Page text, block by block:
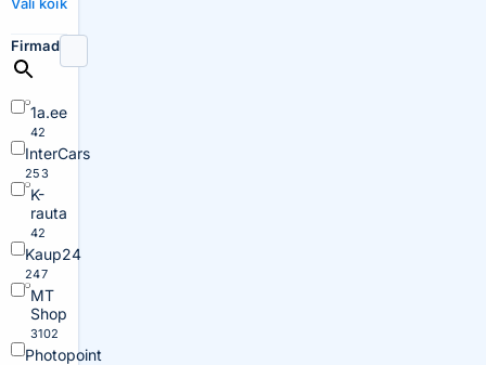
Firmad
1a.ee
42
InterCars
253
K-
rauta
42
Kaup24
247
MT
Shop
3102
Photopoint